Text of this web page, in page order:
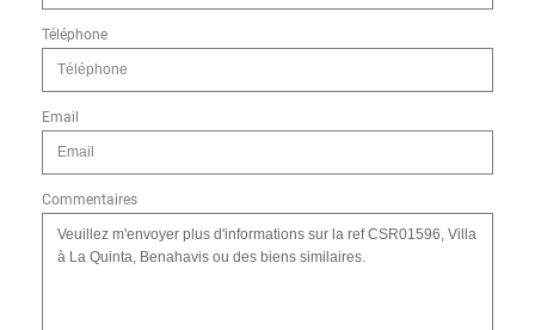
Téléphone
Email
Commentaires